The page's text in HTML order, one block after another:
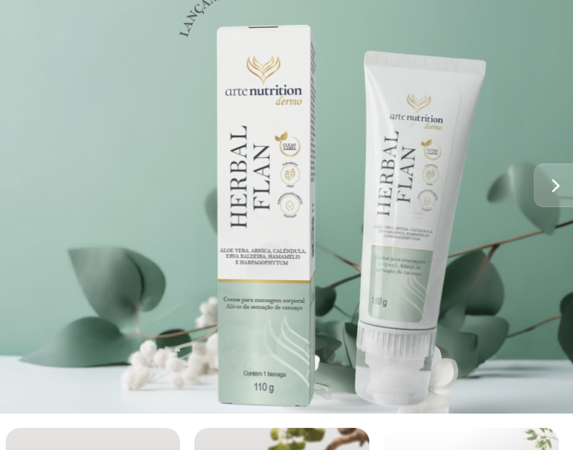
Área do Prescritor